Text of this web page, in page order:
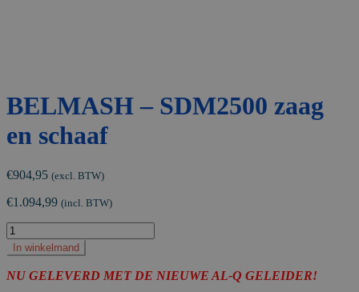
BELMASH – SDM2500 zaag
en schaaf
€904,95 (excl. BTW)
€1.094,99 (incl. BTW)
BELMASH
-
SDM2500
zaag
In winkelmand
NU GELEVERD MET DE NIEUWE AL-Q GELEIDER!